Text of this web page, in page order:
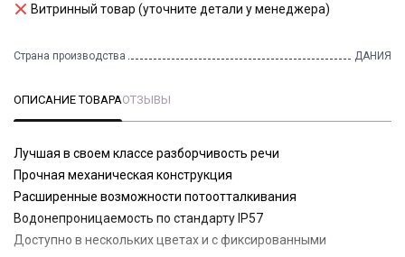
Витринный товар (уточните детали у менеджера)
Страна производства ДАНИЯ
ОПИСАНИЕ ТОВАРАОТЗЫВЫ
Лучшая в своем классе разборчивость речи
Прочная механическая конструкция
Расширенные возможности потоотталкивания
Водонепроницаемость по стандарту IP57
Доступно в нескольких цветах и с фиксированными